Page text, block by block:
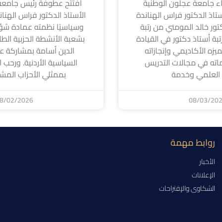
جامعة عجلون الوطنية
الدكتور فراس الهناندة
خالد المومني من رتبة
أستاذ دكتور في القيادة
الأكاديمي وإنجازاته
في مجالات التدريس
العلمي وخدمة
08/03/
افتتح عطوفة رئيس
الأستاذ الدكتور فراس
وسياسيًا نظمته عمادة
بشعبة الأنشطة الحزبية
الدين أسامة بمشاركة
السياسية الأردنية. ورحب
بممثلي الأحزاب
02/2026
روابط مهمة
الأخبار
الإعلانات
الشكاوى والإقتراحات